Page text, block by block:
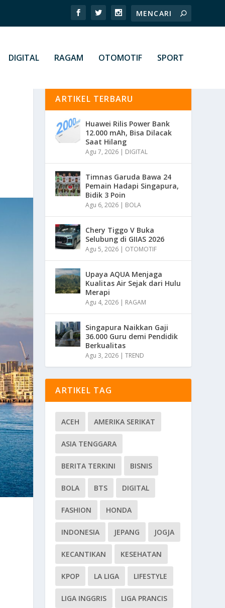
DIGITAL RAGAM OTOMOTIF SPORT
ARTIKEL TERBARU
Huawei Rilis Power Bank
12.000 mAh, Bisa Dilacak
Saat Hilang
Agu 7, 2026 | DIGITAL
Timnas Garuda Bawa 24
Pemain Hadapi Singapura,
Bidik 3 Poin
Agu 6, 2026 | BOLA
Chery Tiggo V Buka
Selubung di GIIAS 2026
Agu 5, 2026 | OTOMOTIF
Upaya AQUA Menjaga
Kualitas Air Sejak dari Hulu
Merapi
Agu 4, 2026 | RAGAM
Singapura Naikkan Gaji
36.000 Guru demi Pendidik
Berkualitas
Agu 3, 2026 |TREND
ARTIKEL TAG
ACEH AMERIKA SERIKAT
ASIA TENGGARA
BERITA TERKINI BISNIS
BOLA BTS DIGITAL
FASHION HONDA
INDONESIA JEPANG JOGJA
KECANTIKAN KESEHATAN
KPOP LA LIGA LIFESTYLE
LIGA INGGRIS LIGA PRANCIS